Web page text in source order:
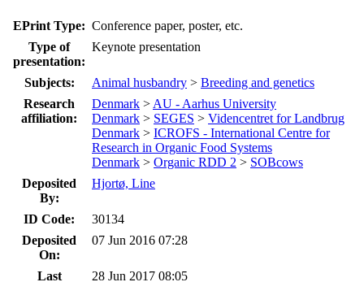
EPrint Type: Conference paper, poster, etc.
Type of
presentation:
Keynote presentation
Subjects: Animal husbandry > Breeding and genetics
Research
affiliation:
Denmark > AU - Aarhus University
Denmark > SEGES > Videncentret for Landbrug
Denmark > ICROFS - International Centre for
Research in Organic Food Systems
Denmark > Organic RDD 2 > SOBcows
Deposited
By:
Hjortø, Line
ID Code:
30134
Deposited
On:
07 Jun 2016 07:28
Last 28 Jun 2017 08:05